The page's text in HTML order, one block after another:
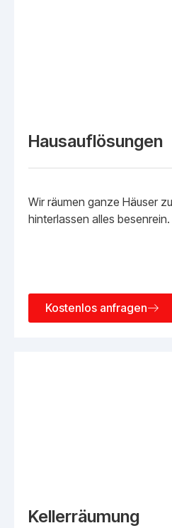
Hausauflösungen
Wir räumen ganze Häuser
hinterlassen alles besenrein.
Kostenlos anfragen
Kellerräumung